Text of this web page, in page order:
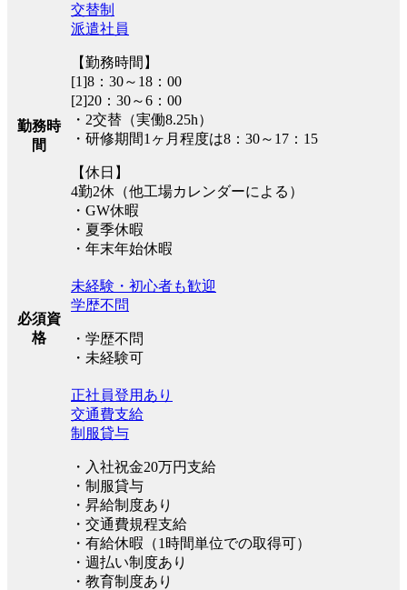
勤務時
間
交替制
派遣社員
【勤務時間】
[1]8：30～18：00
[2]20：30～6：00
・2交替（実働8.25h）
・研修期間1ヶ月程度は8：30～17：15
【休日】
4勤2休（他工場カレンダーによる）
・GW休暇
・夏季休暇
・年末年始休暇
必須資
格
未経験・初心者も歓迎
学歴不問
・学歴不問
・未経験可
正社員登用あり
交通費支給
制服貸与
・入社祝金20万円支給
・制服貸与
・昇給制度あり
・交通費規程支給
・有給休暇（1時間単位での取得可）
・週払い制度あり
・教育制度あり